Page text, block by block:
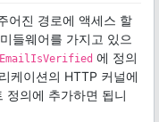
어진 경로에 액세스 할
미들웨어를 가지고 있으
에 정의
케이션의 HTTP 커널에
정의에 추가하면 됩니